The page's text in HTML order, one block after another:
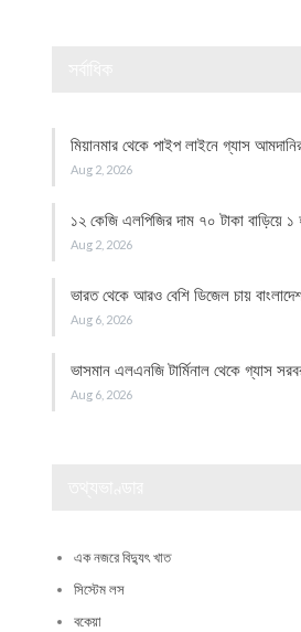
মিয়ানমার থেকে পাইপ লাইনে গ্যাস
Aug 2, 2026
১২ কেজি এলপিজির দাম ৭০ টাকা বাড়িয়ে ১
Aug 2, 2026
ভারত থেকে আরও বেশি ডিজেল চায়
Aug 6, 2026
ভাসমান এলএনজি টার্মিনাল থেকে গ্যাস
Aug 6, 2026
এক নজরে বিদ্যুৎ খাত
সিস্টেম লস
বকেয়া